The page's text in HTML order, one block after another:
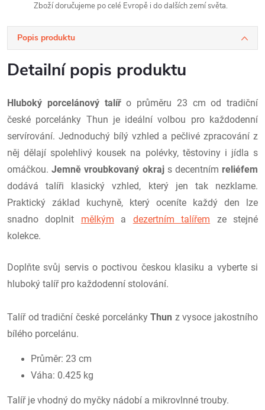
Zboží doručujeme po celé Evropě i do dalších zemí světa.
Popis produktu
Detailní popis produktu
Hluboký porcelánový talířo průměru 23 cm od tradiční
české porcelánky Thun je ideální volbou pro každodenní
servírování. Jednoduchý bílý vzhled a pečlivé zpracování z
něj dělají spolehlivý kousek na polévky, těstoviny i jídla s
omáčkou.Jemně vroubkovaný okrajs decentním reliéfem
dodává talíři klasický vzhled, který jen tak nezklame.
Praktický základ kuchyně, který oceníte každý den lze
snadno doplnit mělkým a dezertním talířem ze stejné
kolekce.
Doplňte svůj servis o poctivou českou klasiku a vyberte si
hluboký talíř pro každodenní stolování.
Talíř od tradiční české porcelánkyThun z vysoce jakostního
bílého porcelánu.
Průměr: 23 cm
Váha: 0.425 kg
Talíř je vhodný do myčky nádobí a mikrovlnné trouby.